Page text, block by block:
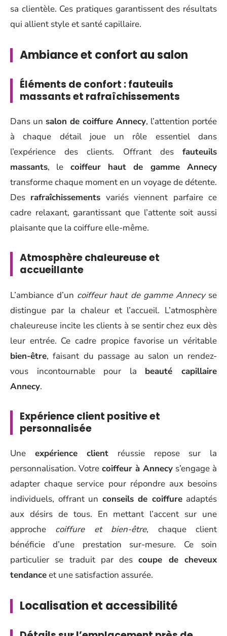
sa clientèle. Ces pratiques garantissent des résultats
qui allient style et santé capillaire.
Ambiance et confort au salon
Éléments de confort : fauteuils
massants et rafraîchissements
Dans un salon de coiffure Annecy, l’attention portée
à chaque détail joue un rôle essentiel dans
l’expérience des clients. Offrant des fauteuils
massants, le coiffeur haut de gamme Annecy
transforme chaque moment en un voyage de détente.
Des rafraîchissements variés viennent parfaire ce
cadre relaxant, garantissant que l’attente soit aussi
plaisante que la coiffure elle-même.
Atmosphère chaleureuse et
accueillante
L’ambiance d’un coiffeur haut de gamme Annecyse
distingue par la chaleur et l’accueil. L’atmosphère
chaleureuse incite les clients à se sentir chez eux dès
leur entrée. Ce cadre propice favorise un véritable
bien-être, faisant du passage au salon un rendez-
vous incontournable pour la beauté capillaire
Annecy.
Expérience client positive et
personnalisée
Une expérience client réussie repose sur la
personnalisation. Votre coiffeur à Annecy s’engage à
adapter chaque service pour répondre aux besoins
individuels, offrant un conseils de coiffureadaptés
aux désirs de tous. En mettant l’accent sur une
approche coiffure et bien-être, chaque client
bénéficie d’une prestation sur-mesure. Ce soin
particulier se traduit par descoupe de cheveux
tendanceet une satisfaction assurée.
Localisation et accessibilité